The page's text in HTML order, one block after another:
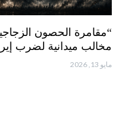
“مقامرة الحصون
مخالب ميدانية لضرب
مايو 13, 2026